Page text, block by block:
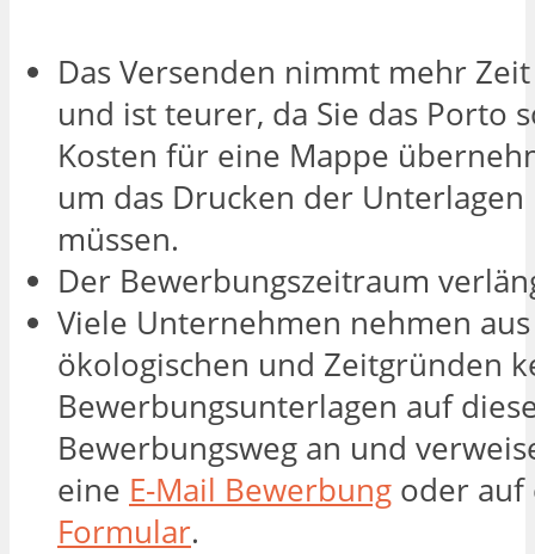
Das Versenden nimmt mehr
und ist teurer, da Sie das Porto
Kosten für eine Mappe
um das Drucken der
müssen.
Der Bewerbungszeitraum
Viele Unternehmen nehmen aus
ökologischen und Zeitgründen
Bewerbungsunterlagen auf
Bewerbungsweg an und
eine E-Mail Bewerbung oder
Formular.